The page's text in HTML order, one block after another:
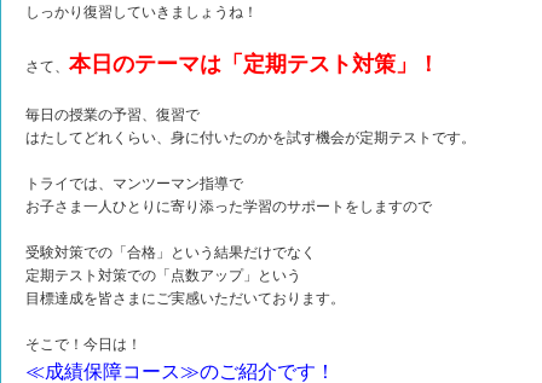
しっかり復習していきましょうね！
さて、 本日のテーマは「定期テスト対策」！
毎日の授業の予習、復習で
はたしてどれくらい、身に付いたのかを試す機会が定期テストです。
トライでは、マンツーマン指導で
お子さま一人ひとりに寄り添った学習のサポートをしますので
受験対策での「合格」という結果だけでなく
定期テスト対策での「点数アップ」という
目標達成を皆さまにご実感いただいております。
そこで！今日は！
≪成績保障コース≫のご紹介です！